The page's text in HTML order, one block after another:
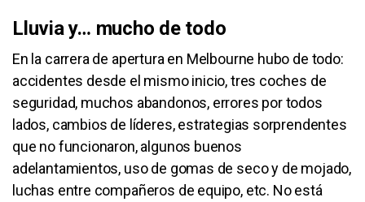
Lluvia y… mucho de todo
En la carrera de apertura en Melbourne hubo de todo:
accidentes desde el mismo inicio, tres coches de
seguridad, muchos abandonos, errores por todos
lados, cambios de líderes, estrategias sorprendentes
que no funcionaron, algunos buenos
adelantamientos, uso de gomas de seco y de mojado,
luchas entre compañeros de equipo, etc. No está